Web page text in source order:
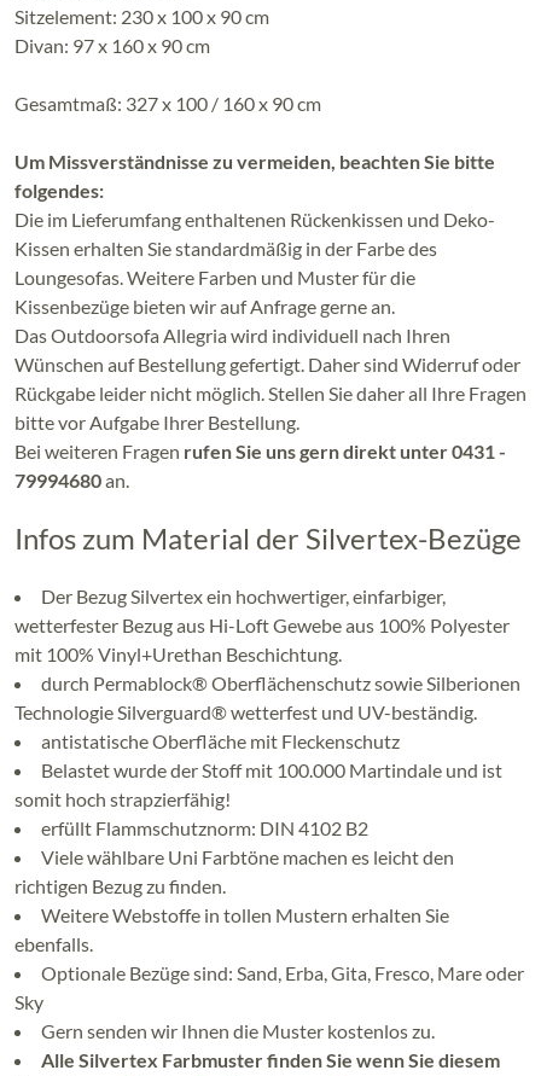
Sitzelement: 230 x 100 x 90 cm
Divan: 97 x 160 x 90 cm
Gesamtmaß: 327 x 100 / 160 x 90 cm
Um Missverständnisse zu vermeiden, beachten Sie bitte
folgendes:
Die im Lieferumfang enthaltenen Rückenkissen und Deko-
Kissen erhalten Sie standardmäßig in der Farbe des
Loungesofas. Weitere Farben und Muster für die
Kissenbezüge bieten wir auf Anfrage gerne an.
Das Outdoorsofa Allegria wird individuell nach Ihren
Wünschen auf Bestellung gefertigt. Daher sind Widerruf oder
Rückgabe leider nicht möglich. Stellen Sie daher all Ihre Fragen
bitte vor Aufgabe Ihrer Bestellung.
Bei weiteren Fragen rufen Sie uns gern direkt unter 0431 -
79994680an.
Infos zum Material der Silvertex-Bezüge
Der Bezug Silvertex ein hochwertiger, einfarbiger,
wetterfester Bezug aus Hi-Loft Gewebe aus 100% Polyester
mit 100% Vinyl+Urethan Beschichtung.
durch Permablock® Oberflächenschutz sowie Silberionen
Technologie Silverguard® wetterfest und UV-beständig.
antistatische Oberfläche mit Fleckenschutz
Belastet wurde der Stoff mit 100.000 Martindale und ist
somit hoch strapzierfähig!
erfüllt Flammschutznorm: DIN 4102 B2
Viele wählbare Uni Farbtöne machen es leicht den
richtigen Bezug zu finden.
Weitere Webstoffe in tollen Mustern erhalten Sie
ebenfalls.
Optionale Bezüge sind: Sand, Erba, Gita, Fresco, Mare oder
Sky
Gern senden wir Ihnen die Muster kostenlos zu.
Alle Silvertex Farbmuster finden Sie wenn Sie diesem